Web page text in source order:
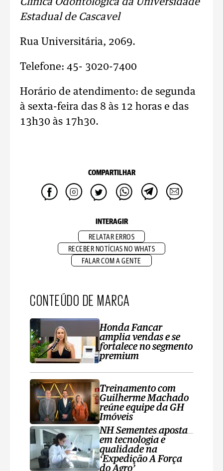
Clínica Odontológica da Universidade
Estadual de Cascavel
Rua Universitária, 2069.
Telefone: 45- 3020-7400
Horário de atendimento: de segunda
à sexta-feira das 8 às 12 horas e das
13h30 às 17h30.
COMPARTILHAR
INTERAGIR
RELATAR ERROS
RECEBER NOTÍCIAS NO WHATS
FALAR COM A GENTE
CONTEÚDO DE MARCA
Honda Fancar
amplia vendas e se
fortalece no segmento
premium
Treinamento com
Guilherme Machado
reúne equipe da GH
Imóveis
NH Sementes aposta
em tecnologia e
qualidade na
‘Expedição A Força
do Agro’